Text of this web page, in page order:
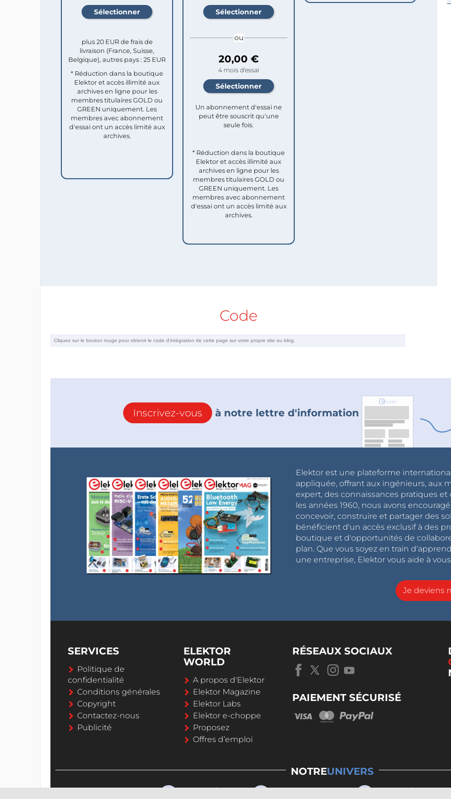
plus 20 EUR de frais de
livraison (France, Suisse,
Belgique), autres pays : 25 EUR
* Réduction dans la boutique
Elektor et accès illimité aux
archives en ligne pour les
membres titulaires GOLD ou
GREEN uniquement. Les
membres avec abonnement
d'essai ont un accès limité aux
archives.
ou
20,00 €
4 mois d'essai
Un abonnement d'essai ne
peut être souscrit qu'une
seule fois.​
* Réduction dans la boutique
Elektor et accès illimité aux
archives en ligne pour les
membres titulaires GOLD ou
GREEN uniquement. Les
membres avec abonnement
d'essai ont un accès limité aux
archives.
Code
Inscrivez-vous à notre lettre d'information
Elektor est une plateforme
appliquée, offrant aux ingénieurs, aux
expert, des connaissances pratiques
les années 1960, nous avons
concevoir, construire et partager des
bénéficient d'un accès exclusif à des
boutique et d'opportunités de
plan. Que vous soyez en train
une entreprise, Elektor vous aide à
Je deviens
SERVICES
Politique de
confidentialité
Conditions générales
Copyright
Contactez-nous
Publicité
ELEKTOR
WORLD
A propos d'Elektor
Elektor Magazine
Elektor Labs
Elektor e-choppe
Proposez
Offres d’emploi
RÉSEAUX SOCIAUX
PAIEMENT SÉCURISÉ
NOTREUNIVERS